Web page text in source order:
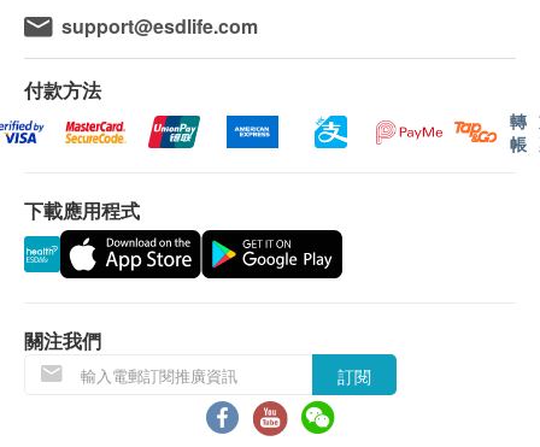
溫熱水機
出水口備有不同顏色燈光指示出水溫度。
配備時間顯示及出水實際溫度。
備有磁吸式接水盤，出水時方便不同高度的水杯使
安全標誌/認證: IEC, EMF
送貨費用:
樽裝蒸餾水 : 客戶每次須訂購最少兩箱8公升/ 12公
升/ 18公升裝蒸餾水方可享有免費送貨服務。
水機 : 享免費送貨服務
直接到達的地點及備有升降機能直接到達或步行不
多於20級樓梯之樓層。
位於無升降機設施的樓層或相應的送貨路程，由第
費及每層每支貨品港幣5元的行政費。
訂購須知
健康網購health.ESDlife只接受在香港的指定送貨
的帳單地址的訂單。
support@esdlife.com
付款方法
轉
帳
下載應用程式
關注我們
訂閱